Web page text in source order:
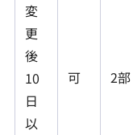
変
更
後
10
日
以
可 2部